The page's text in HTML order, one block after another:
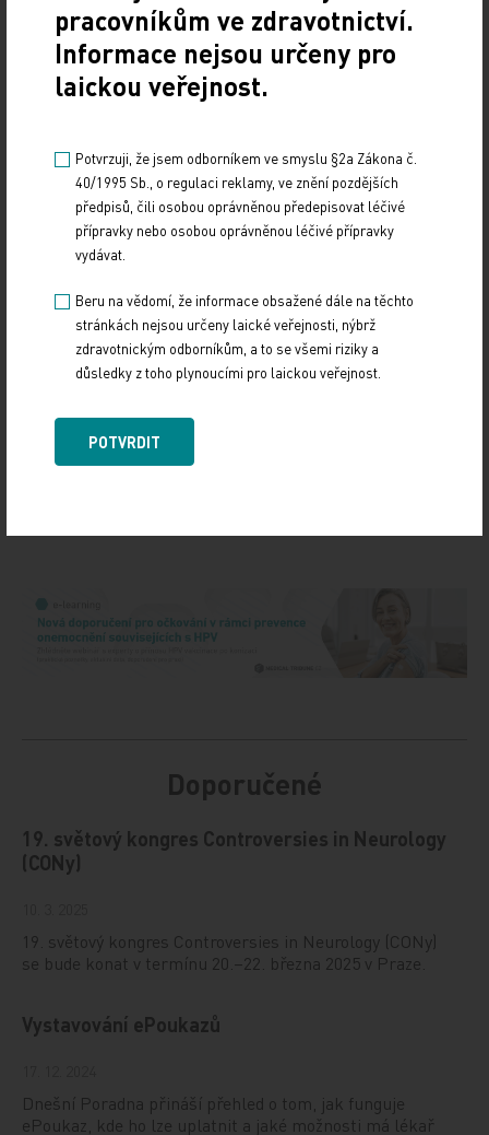
Spotřebitelé začínají být znepokojeni negativními
dopady konzumace masa na životní prostředí,
zejména z toho důvodu, že chovná zvířata
Dokonce i ve Francii, kde si vegetariáni z jídelníčku
restaurací často obtížně něco vybírají, podle
společnosti Nutrikeo klesl v letech 1998 a 2012
prodej masa o sedm procent.
ČTK/AFP
Z REGIONŮ
Doporučené
19. světový kongres Controversies in Neurology
(CONy)
19. světový kongres Controversies in Neurology (CONy)
se bude konat v termínu 20.–22. března 2025 v Praze.
Vystavování ePoukazů
Dnešní Poradna přináší přehled o tom, jak funguje
ePoukaz, kde ho lze uplatnit a jaké možnosti má lékař
pracovníkům ve zdravotnictví.
Informace nejsou určeny pro
laickou veřejnost.
Potvrzuji, že jsem odborníkem ve smyslu §2a Zákona č.
40/1995 Sb., o regulaci reklamy, ve znění pozdějších
předpisů, čili osobou oprávněnou předepisovat léčivé
přípravky nebo osobou oprávněnou léčivé přípravky
vydávat.
Beru na vědomí, že informace obsažené dále na těchto
stránkách nejsou určeny laické veřejnosti, nýbrž
zdravotnickým odborníkům, a to se všemi riziky a
důsledky z toho plynoucími pro laickou veřejnost.
POTVRDIT